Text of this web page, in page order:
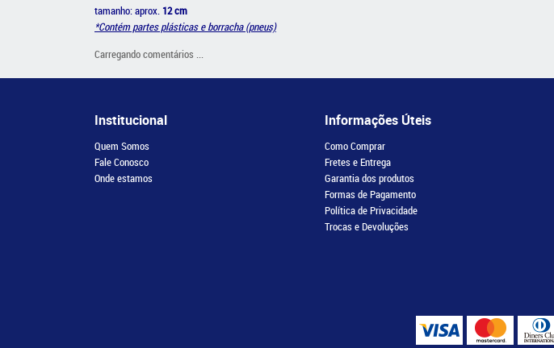
tamanho: aprox. 12 cm
*Contém partes plásticas e borracha (pneus)
Carregando comentários ...
Institucional
Quem Somos
Fale Conosco
Onde estamos
Informações Úteis
Como Comprar
Fretes e Entrega
Garantia dos produtos
Formas de Pagamento
Política de Privacidade
Trocas e Devoluções